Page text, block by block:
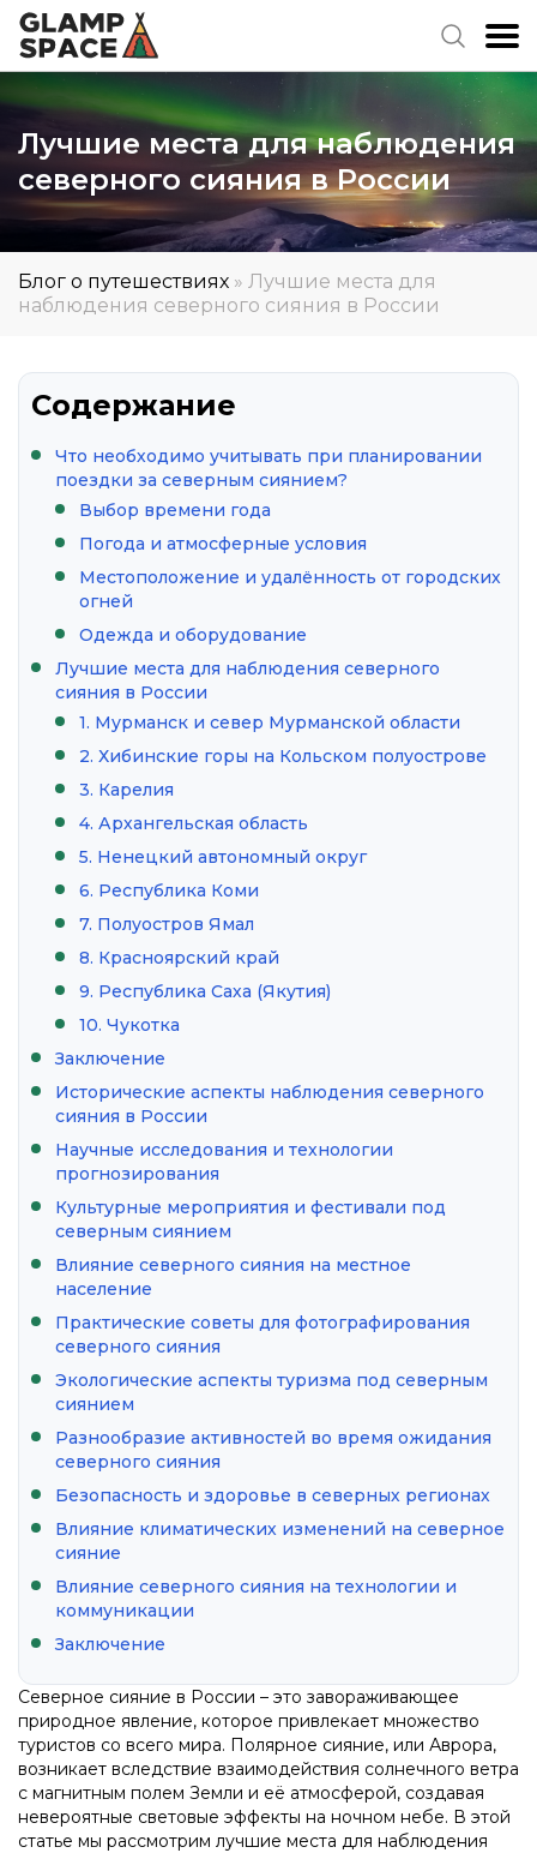
Лучшие места для наблюдения
северного сияния в России
Блог о путешествиях » Лучшие места для
наблюдения северного сияния в России
Содержание
Что необходимо учитывать при планировании
поездки за северным сиянием?
Выбор времени года
Погода и атмосферные условия
Местоположение и удалённость от городских
огней
Одежда и оборудование
Лучшие места для наблюдения северного
сияния в России
1. Мурманск и север Мурманской области
2. Хибинские горы на Кольском полуострове
3. Карелия
4. Архангельская область
5. Ненецкий автономный округ
6. Республика Коми
7. Полуостров Ямал
8. Красноярский край
9. Республика Саха (Якутия)
10. Чукотка
Заключение
Исторические аспекты наблюдения северного
сияния в России
Научные исследования и технологии
прогнозирования
Культурные мероприятия и фестивали под
северным сиянием
Влияние северного сияния на местное
население
Практические советы для фотографирования
северного сияния
Экологические аспекты туризма под северным
сиянием
Разнообразие активностей во время ожидания
северного сияния
Безопасность и здоровье в северных регионах
Влияние климатических изменений на северное
сияние
Влияние северного сияния на технологии и
коммуникации
Заключение
Северное сияние в России – это завораживающее
природное явление, которое привлекает множество
туристов со всего мира. Полярное сияние, или Аврора,
возникает вследствие взаимодействия солнечного ветра
с магнитным полем Земли и её атмосферой, создавая
невероятные световые эффекты на ночном небе. В этой
статье мы рассмотрим лучшие места для наблюдения